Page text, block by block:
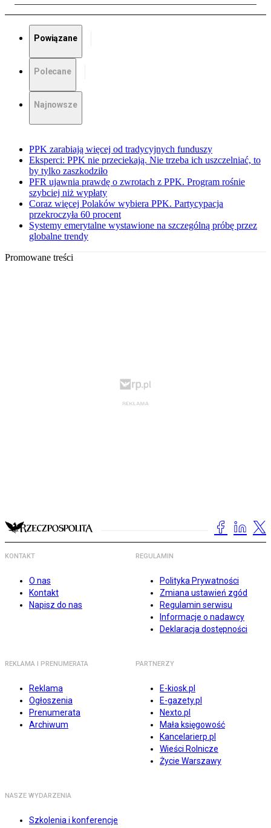
Powiązane
Polecane
Najnowsze
PPK zarabiają więcej od tradycyjnych funduszy
Eksperci: PPK nie przeciekają. Nie trzeba ich uszczelniać, to
by tylko zaszkodziło
PFR ujawnia prawdę o zwrotach z PPK. Program rośnie
szybciej niż wypłaty
Coraz więcej Polaków wybiera PPK. Partycypacja
przekroczyła 60 procent
Systemy emerytalne wystawione na szczególną próbę przez
globalne trendy
Promowane treści
KONTAKT
O nas
Kontakt
Napisz do nas
REGULAMIN
Polityka Prywatności
Zmiana ustawień zgód
Regulamin serwisu
Informacje o nadawcy
Deklaracja dostępności
REKLAMA I PRENUMERATA
Reklama
Ogłoszenia
Prenumerata
Archiwum
PARTNERZY
E-kiosk.pl
E-gazety.pl
Nexto.pl
Mała księgowość
Kancelarierp.pl
Wieści Rolnicze
Życie Warszawy
NASZE WYDARZENIA
Szkolenia i konferencje